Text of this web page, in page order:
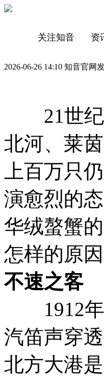
关注知音 资
2026-06-26 14:10 知音官网
21世纪
北河、莱
上百万只
演愈烈的
华绒螯蟹
怎样的原
不速之客
1912年
汽笛声穿
北方大港